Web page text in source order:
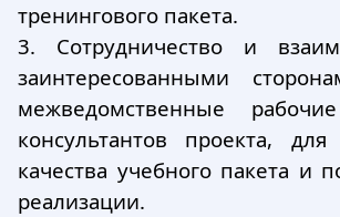
тренингового пакета.
3.
Сотрудничество и
заинтересованными
межведомственные
консультантов проекта, для
качества учебного пакета и
реализации.